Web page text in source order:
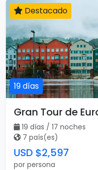
19 días
Destacado
Gran Tour de
19 días / 17 noches
7 país(es)
USD $2,597
por persona